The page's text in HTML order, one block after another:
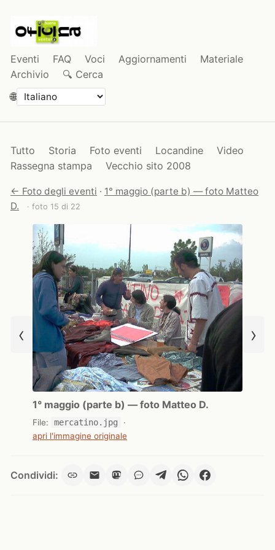
Eventi FAQ Voci Aggiornamenti
Materiale
Archivio
🔍 Cerca
🌐
Tutto Storia Foto eventi Locandine
Video
Rassegna stampa
Vecchio sito 2008
← Foto degli eventi · 1° maggio (parte b) — foto Matteo
D.
· foto 15 di 22
‹
1° maggio (parte b) — foto Matteo D.
File: mercatino.jpg
·
apri l'immagine originale
›
Condividi: